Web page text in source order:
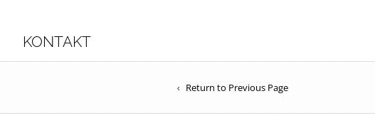
KONTAKT
Return to Previous Page